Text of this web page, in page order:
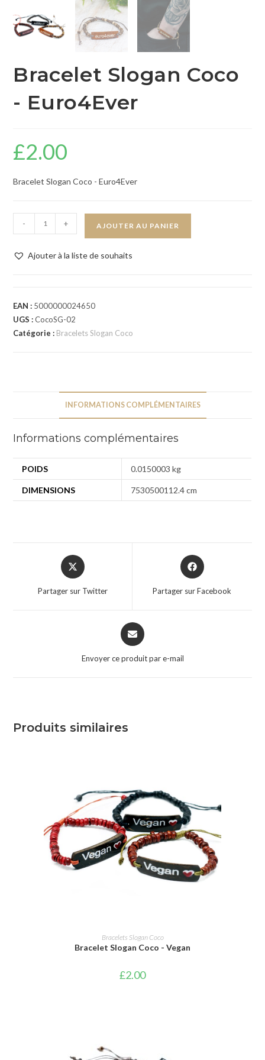
Bracelet Slogan Coco
- Euro4Ever
£2.00
Bracelet Slogan Coco - Euro4Ever
- + AJOUTER AU PANIER
Ajouter à la liste de souhaits
EAN : 5000000024650
UGS :CocoSG-02
Catégorie : Bracelets Slogan Coco
INFORMATIONS COMPLÉMENTAIRES
Informations complémentaires
POIDS 0.0150003 kg
DIMENSIONS 7530500112.4 cm
Partager sur Twitter Partager sur Facebook
Envoyer ce produit par e-mail
Produits similaires
AJOUTER AU PANIER
Bracelets Slogan Coco
Bracelet Slogan Coco - Vegan
£2.00